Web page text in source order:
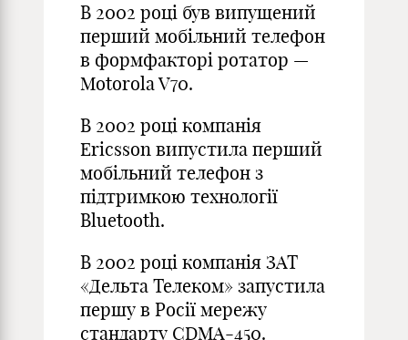
В 2002 році був випущений
перший мобільний телефон
в формфакторі ротатор —
Motorola V70.
В 2002 році компанія
Ericsson випустила перший
мобільний телефон з
підтримкою технології
Bluetooth.
В 2002 році компанія ЗАТ
«Дельта Телеком» запустила
першу в Росії мережу
стандарту CDMA-450.